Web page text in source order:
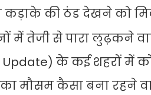
कड़ाके की ठंड देखने को
में तेजी से पारा लुढ़कने
Update) के कई शहरों में
मौसम कैसा बना रहने